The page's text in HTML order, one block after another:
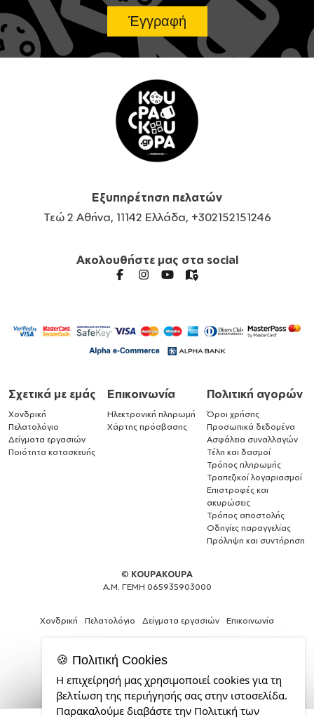
Εξυπηρέτηση πελατών
Τεώ 2 Αθήνα, 11142 Ελλάδα, +302152151246
Ακολουθήστε μας στα social
Σχετικά με εμάς
Χονδρική
Πελατολόγιο
Δείγματα εργασιών
Ποιότητα κατασκευής
Επικοινωνία
Ηλεκτρονική πληρωμή
Χάρτης πρόσβασης
Πολιτική αγορών
Όροι χρήσης
Προσωπικά δεδομένα
Ασφάλεια συναλλαγών
Τέλη και δασμοί
Τρόπος πληρωμής
Τραπεζικοί λογαριασμοί
Επιστροφές και
ακυρώσεις
Τρόπος αποστολής
Οδηγίες παραγγελίας
Πρόληψη και συντήρηση
© KOUPAKOUPA
Α.Μ. ΓΕΜΗ 065935903000
Χονδρική Πελατολόγιο Δείγματα εργασιών Επικοινωνία
Θέλεις
και
εσύ
🍪 Πολιτική Cookies
Η επιχείρησή μας χρησιμοποιεί cookies για τη
βελτίωση της περιήγησής σας στην ιστοσελίδα.
Παρακαλούμε διαβάστε την Πολιτική των